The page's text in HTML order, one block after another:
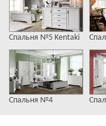
Спальня №5 Kentaki
Спальня №4